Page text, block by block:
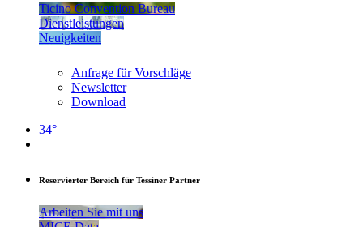
Ticino Convention Bureau
Dienstleistungen
Neuigkeiten
Anfrage für Vorschläge
Newsletter
Download
34°
Reservierter Bereich für Tessiner Partner
Arbeiten Sie mit uns